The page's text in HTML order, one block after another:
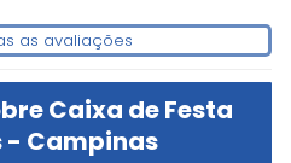
as avaliações
Caixa de Festa
- Campinas